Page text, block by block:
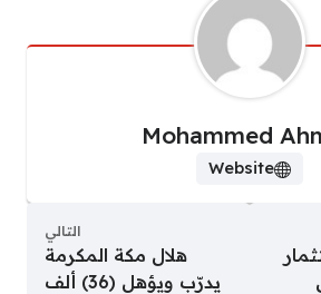
Mohammed
Website
التالي
هلال مكة المكرمة
يدرّب ويؤهل (36) ألف